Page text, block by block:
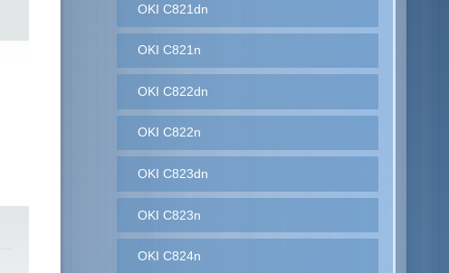
OKI C821dn
OKI C821n
OKI C822dn
OKI C822n
OKI C823dn
OKI C823n
OKI C824n